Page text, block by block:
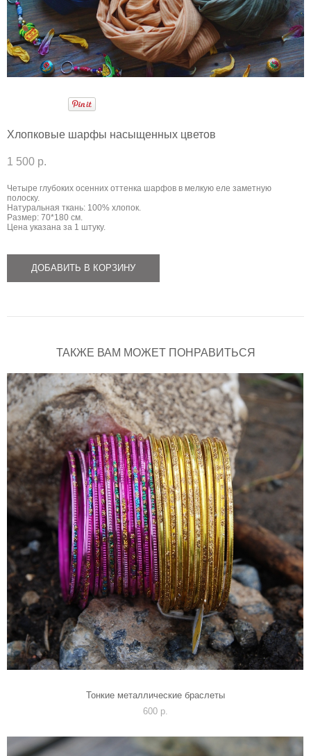
Хлопковые шарфы насыщенных цветов
1 500 p.
Четыре глубоких осенних оттенка шарфов в мелкую еле заметную
полоску.
Натуральная ткань: 100% хлопок.
Размер: 70*180 см.
Цена указана за 1 штуку.
ДОБАВИТЬ В КОРЗИНУ
ТАКЖЕ ВАМ МОЖЕТ ПОНРАВИТЬСЯ
Тонкие металлические браслеты
600 p.